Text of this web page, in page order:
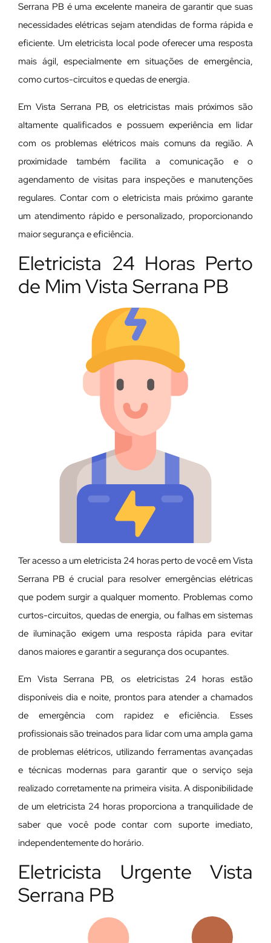
Serrana PB é uma excelente maneira de garantir que suas
necessidades elétricas sejam atendidas de forma rápida e
eficiente. Um eletricista local pode oferecer uma resposta
mais ágil, especialmente em situações de emergência,
como curtos-circuitos e quedas de energia.
Em Vista Serrana PB, os eletricistas mais próximos são
altamente qualificados e possuem experiência em lidar
com os problemas elétricos mais comuns da região. A
proximidade também facilita a comunicação e o
agendamento de visitas para inspeções e manutenções
regulares. Contar com o eletricista mais próximo garante
um atendimento rápido e personalizado, proporcionando
maior segurança e eficiência.
Eletricista 24 Horas Perto
de Mim Vista Serrana PB
Ter acesso a um eletricista 24 horas perto de você em Vista
Serrana PB é crucial para resolver emergências elétricas
que podem surgir a qualquer momento. Problemas como
curtos-circuitos, quedas de energia, ou falhas em sistemas
de iluminação exigem uma resposta rápida para evitar
danos maiores e garantir a segurança dos ocupantes.
Em Vista Serrana PB, os eletricistas 24 horas estão
disponíveis dia e noite, prontos para atender a chamados
de emergência com rapidez e eficiência. Esses
profissionais são treinados para lidar com uma ampla gama
de problemas elétricos, utilizando ferramentas avançadas
e técnicas modernas para garantir que o serviço seja
realizado corretamente na primeira visita. A disponibilidade
de um eletricista 24 horas proporciona a tranquilidade de
saber que você pode contar com suporte imediato,
independentemente do horário.
Eletricista Urgente Vista
Serrana PB